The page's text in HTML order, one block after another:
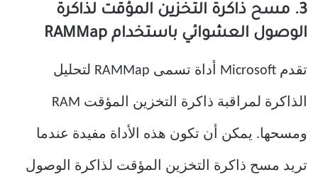
3. مسح ذاكرة التخزين المؤقت لذاكرة
الوصول العشوائي باستخدام RAMMap
تقدم Microsoft أداة تسمى RAMMap لتحليل
الذاكرة لمراقبة ذاكرة التخزين المؤقت RAM
ومسحها. يمكن أن تكون هذه الأداة مفيدة عندما
تريد مسح ذاكرة التخزين المؤقت لذاكرة الوصول